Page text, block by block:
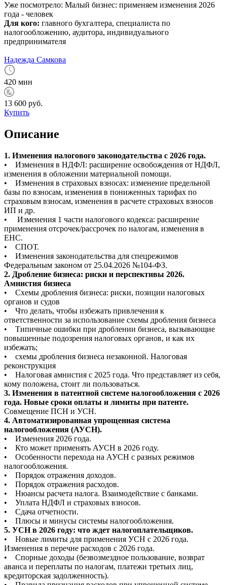
Уже посмотрело: Малый бизнес: применяем изменения 2026
года - человек
Для кого: главного бухгалтера, специалиста по
налогообложению, аудитора, индивидуального
предпринимателя
Надежда Самкова
420 мин
13 600 руб.
Купить
Описание
1. Изменения налогового законодательства с 2026 года.
• Изменения в НДФЛ: расширение освобождения от НДФЛ,
изменения в обложении материальной помощи.
• Изменения в страховых взносах: изменение предельной
базы по взносам, изменения в пониженных тарифах по
страховым взносам, изменения в расчете страховых взносов
ИП и др.
• Изменения 1 части налогового кодекса: расширение
применения отсрочек/рассрочек по налогам, изменения в
ЕНС.
• СПОТ.
• Изменения законодательства для спецрежимов
Федеральным законом от 25.04.2026 №104-ФЗ.
2. Дробление бизнеса: риски и перспективы 2026.
Амнистия бизнеса
• Схемы дробления бизнеса: риски, позиции налоговых
органов и судов
• Что делать, чтобы избежать привлечения к
ответственности за использование схемы дробления бизнеса
• Типичные ошибки при дроблении бизнеса, вызывающие
повышенные подозрения налоговых органов, и как их
избежать;
• схемы дробления бизнеса незаконной. Налоговая
реконструкция
• Налоговая амнистия с 2025 года. Что представляет из себя,
кому положена, стоит ли пользоваться.
3. Изменения в патентной системе налогообложения с 2026
года. Новые сроки оплаты и лимиты при патенте.
Совмещение ПСН и УСН.
4. Автоматизированная упрощенная система
налогообложения (АУСН).
• Изменения 2026 года.
• Кто может применять АУСН в 2026 году.
• Особенности перехода на АУСН с разных режимов
налогообложения.
• Порядок отражения доходов.
• Порядок отражения расходов.
• Нюансы расчета налога. Взаимодействие с банками.
• Уплата НДФЛ и страховых взносов.
• Сдача отчетности.
• Плюсы и минусы системы налогообложения.
5. УСН в 2026 году: что ждет налогоплательщиков.
• Новые лимиты для применения УСН с 2026 года.
Изменения в перечне расходов с 2026 года.
• Спорные доходы (безвозмездное пользование, возврат
аванса и переплаты по налогам, платежи третьих лиц,
кредиторская задолженность).